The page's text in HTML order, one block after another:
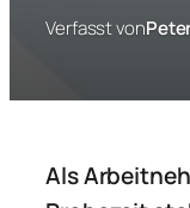
Verfasst von
Als